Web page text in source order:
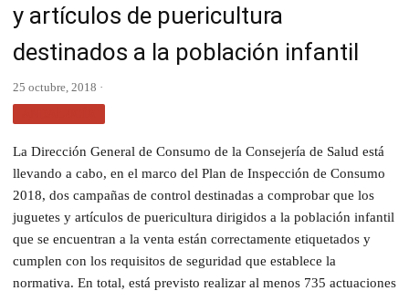
y artículos de puericultura
destinados a la población infantil
25 octubre, 2018 ·
La Dirección General de Consumo de la Consejería de Salud está
llevando a cabo, en el marco del Plan de Inspección de Consumo
2018, dos campañas de control destinadas a comprobar que los
juguetes y artículos de puericultura dirigidos a la población infantil
que se encuentran a la venta están correctamente etiquetados y
cumplen con los requisitos de seguridad que establece la
normativa. En total, está previsto realizar al menos 735 actuaciones